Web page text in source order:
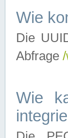
Wie
Die
Abfrage
Wie